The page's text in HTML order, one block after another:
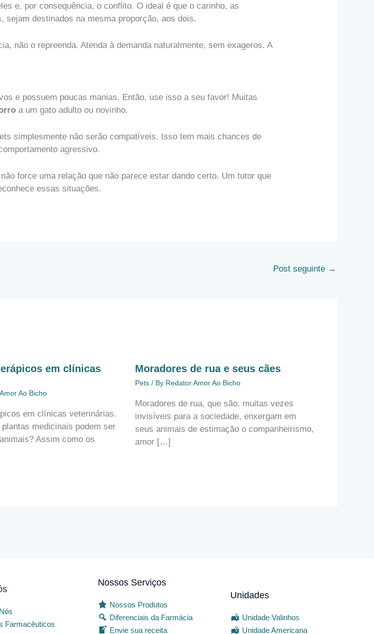
e, por consequência, o conflito. O ideal é que o carinho, as
destinados na mesma proporção, aos dois.
não o repreenda. Atenda à demanda naturalmente, sem exageros. A
e possuem poucas manias. Então, use isso a seu favor! Muitas
a um gato adulto ou novinho.
simplesmente não serão compatíveis. Isso tem mais chances de
agressivo.
force uma relação que não parece estar dando certo. Um tutor que
essas situações.
Post seguinte →
em clínicas
Ao Bicho
em clínicas veterinárias.
medicinais podem ser
Assim como os
Moradores de rua e seus cães
Pets/ By Redator Amor Ao Bicho
Moradores de rua, que são, muitas vezes
invisíveis para a sociedade, enxergam em
seus animais de estimação o companheirismo,
amor […]
Farmacêuticos
Nossos Serviços
Nossos Produtos
Diferenciais da Farmácia
Envie sua receita
Unidades
Unidade Valinhos
Unidade Americana